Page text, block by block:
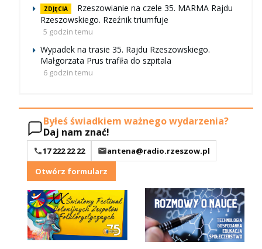
ZDJĘCIA
Rzeszowianie na czele 35. MARMA Rajdu
Rzeszowskiego. Rzeźnik triumfuje
5 godzin temu
Wypadek na trasie 35. Rajdu Rzeszowskiego.
Małgorzata Prus trafiła do szpitala
6 godzin temu
Byłeś świadkiem ważnego wydarzenia?
Daj nam znać!
17 222 22 22
antena@radio.rzeszow.pl
Otwórz formularz